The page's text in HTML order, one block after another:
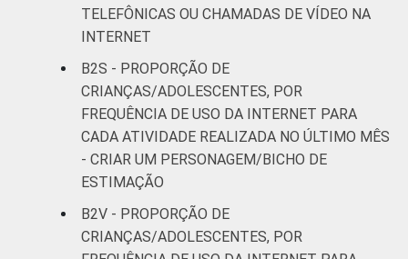
TELEFÔNICAS OU CHAMADAS DE VÍDEO NA
INTERNET
B2S - PROPORÇÃO DE
CRIANÇAS/ADOLESCENTES, POR
FREQUÊNCIA DE USO DA INTERNET PARA
CADA ATIVIDADE REALIZADA NO ÚLTIMO MÊS
- CRIAR UM PERSONAGEM/BICHO DE
ESTIMAÇÃO
B2V - PROPORÇÃO DE
CRIANÇAS/ADOLESCENTES, POR